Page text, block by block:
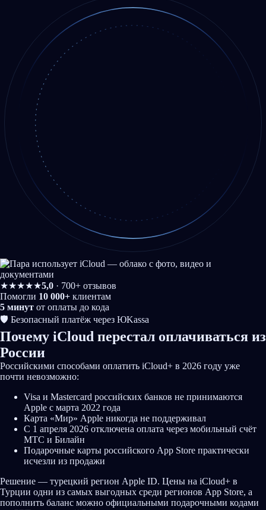
★★★★★5,0 · 700+ отзывов
Помогли 10 000+ клиентам
5 минут от оплаты до кода
🛡️ Безопасный платёж через ЮKassa
Почему iCloud перестал оплачиваться из
России
Российскими способами оплатить iCloud+ в 2026 году уже
почти невозможно:
Visa и Mastercard российских банков не принимаются
Apple с марта 2022 года
Карта «Мир» Apple никогда не поддерживал
С 1 апреля 2026 отключена оплата через мобильный счёт
МТС и Билайн
Подарочные карты российского App Store практически
исчезли из продажи
Решение — турецкий регион Apple ID. Цены на iCloud+ в
Турции одни из самых выгодных среди регионов App Store, а
пополнить баланс можно официальными подарочными кодами